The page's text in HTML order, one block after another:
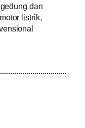
dan
listrik,